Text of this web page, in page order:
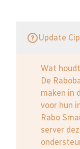
Update
Wat
De
maken in
voor hun
Rabo
server